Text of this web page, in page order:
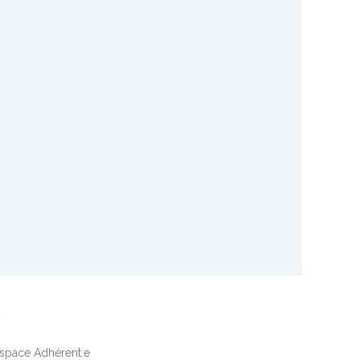
Adhérent.e